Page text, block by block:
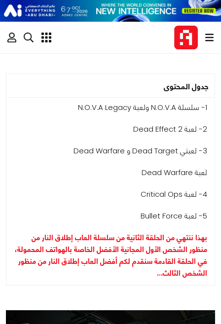
جدول المحتوى
1- سلسلة N.O.V.A ولعبة N.O.V.A Legacy
2- لعبة Dead Effect 2
3- لعبتي Dead Target و Dead Warfare
لعبة Dead Warfare
4- لعبة Critical Ops
5- لعبة Bullet Force
بهذا ننتهي من الحلقة الثانية من سلسلة العاب إطلاق النار من
منظور الشخص الأول المجانية الأفضل الخاصة بالهواتف المحمولة،
في الحلقة القادمة سنقدم لكم أفضل العاب إطلاق النار من منظور
الشخص الثالث...